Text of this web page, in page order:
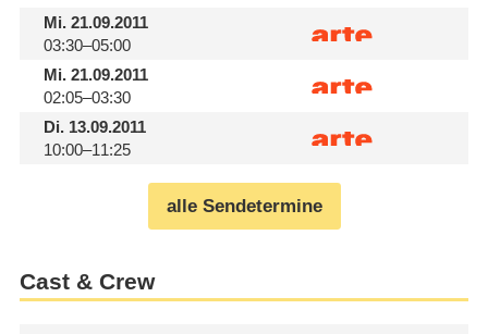
Mi.21.09.2011
03:30–05:00
Mi.21.09.2011
02:05–03:30
Di.13.09.2011
10:00–11:25
alle Sendetermine
Cast & Crew